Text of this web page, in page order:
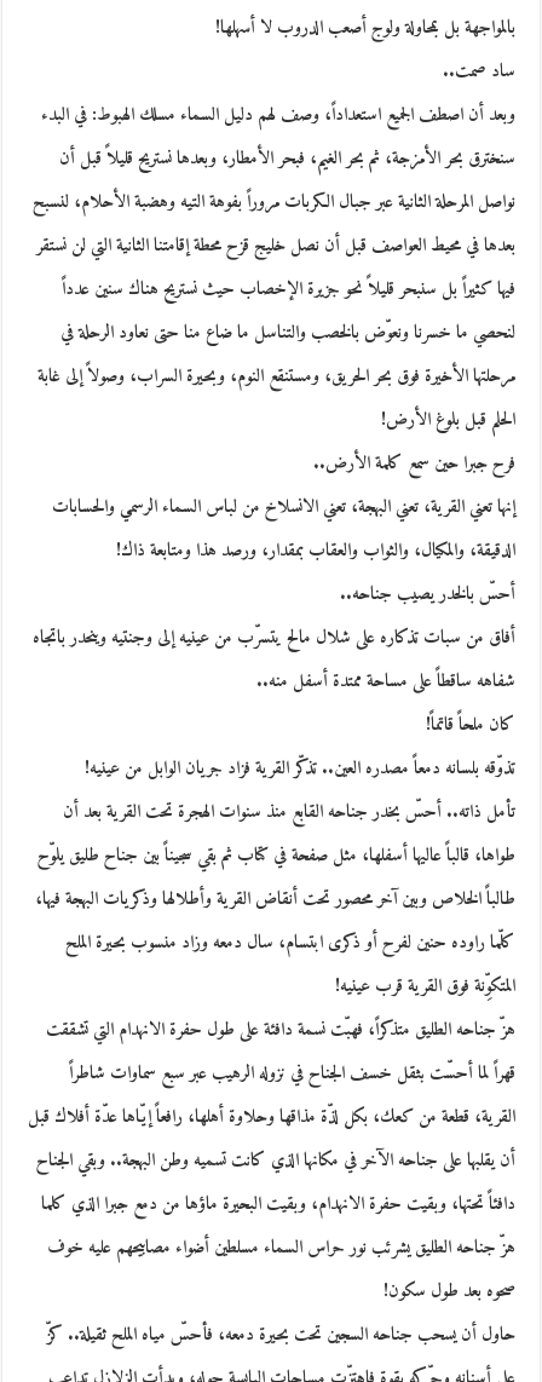
بالمواجهة بل بمحاولة ولوج أصعب الدروب لا أسهلها!
ساد صمت..
وبعد أن اصطف الجميع استعداداً، وصف لهم دليل السماء مسلك الهبوط: في البدء
سنخترق بحر الأمزجة، ثم بحر الغيم، فبحر الأمطار، وبعدها نستريح قليلاً قبل أن
نواصل المرحلة الثانية عبر جبال الكربات مروراً بفوهة التيه وهضبة الأحلام، لنسبح
بعدها في محيط العواصف قبل أن نصل خليج قزح محطة إقامتنا الثانية التي لن نستقر
فيها كثيراً بل سنبحر قليلاً نحو جزيرة الإخصاب حيث نستريح هناك سنين عدداً
لنحصي ما خسرنا ونعوّض بالخصب والتناسل ما ضاع منا حتى نعاود الرحلة في
مرحلتها الأخيرة فوق بحر الحريق، ومستنقع النوم، وبحيرة السراب، وصولاً إلى غابة
الحلم قبل بلوغ الأرض!
فرح جبرا حين سمع كلمة الأرض..
إنها تعني القرية، تعني البهجة، تعني الانسلاخ من لباس السماء الرسمي والحسابات
الدقيقة، والمكيال، والثواب والعقاب بمقدار، ورصد هذا ومتابعة ذاك!
أحسّ بالخدر يصيب جناحه..
أفاق من سبات تذكاره على شلال مالح يتسرّب من عينيه إلى وجنتيه وينحدر باتجاه
شفاهه ساقطاً على مساحة ممتدة أسفل منه..
كان ملحاً قاتماً!
تذوّقه بلسانه دمعاً مصدره العين.. تذكّر القرية فزاد جريان الوابل من عينيه!
تأمل ذاته.. أحسّ بخدر جناحه القابع منذ سنوات الهجرة تحت القرية بعد أن
طواها، قالباً عاليها أسفلها، مثل صفحة في كتاب ثم بقي سجيناً بين جناح طليق يلوّح
طالباً الخلاص وبين آخر محصور تحت أنقاض القرية وأطلالها وذكريات البهجة فيها،
كلّما راوده حنين لفرح أو ذكرى ابتسام، سال دمعه وزاد منسوب بحيرة الملح
المتكوِّنة فوق القرية قرب عينيه!
هزّ جناحه الطليق متذكراً، فهبّت نسمة دافئة على طول حفرة الانهدام التي تشققت
قهراً لما أحسّت بثقل خسف الجناح في نزوله الرهيب عبر سبع سماوات شاطراً
القرية، قطعة من كعك، بكل لذّة مذاقها وحلاوة أهلها، رافعاً إيّاها عدّة أفلاك قبل
أن يقلبها على جناحه الآخر في مكانها الذي كانت تسميه وطن البهجة.. وبقي الجناح
دافئاً تحتها، وبقيت حفرة الانهدام، وبقيت البحيرة ماؤها من دمع جبرا الذي كلما
هزّ جناحه الطليق يشرئب نور حراس السماء مسلطين أضواء مصابيحهم عليه خوف
صحوه بعد طول سكون!
حاول أن يسحب جناحه السجين تحت بحيرة دمعه، فأحسّ مياه الملح ثقيلة.. كزّ